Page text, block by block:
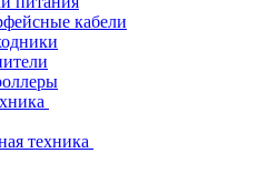
кабели
техника